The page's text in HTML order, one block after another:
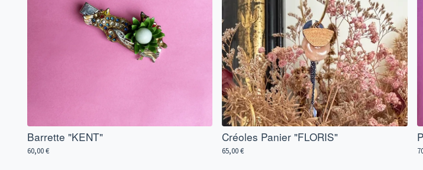
Barrette "KENT"
60,00€
Créoles Panier "FLORIS"
65,00€